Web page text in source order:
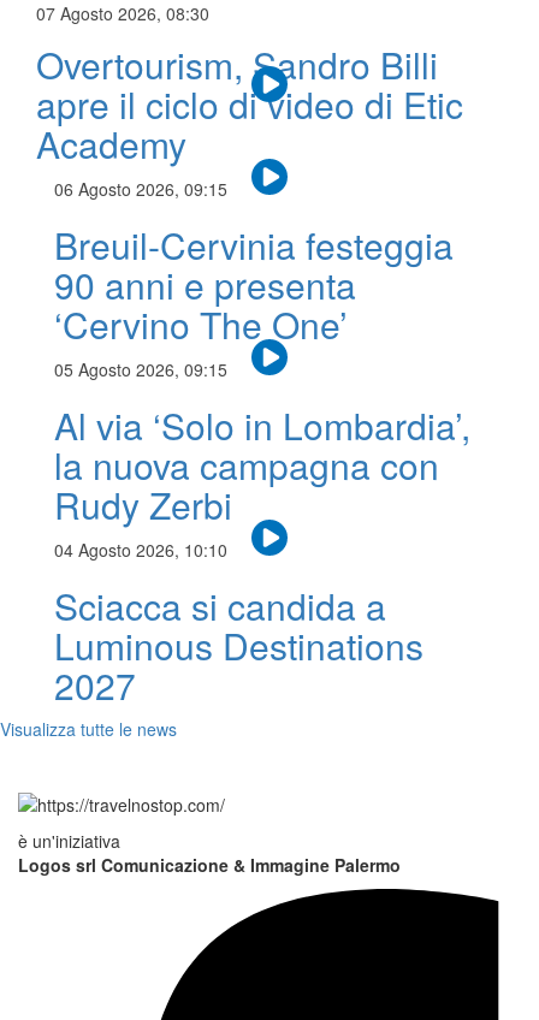
07 Agosto 2026, 08:30
Overtourism, Sandro Billi
apre il ciclo di video di Etic
Academy
06 Agosto 2026, 09:15
Breuil-Cervinia festeggia
90 anni e presenta
‘Cervino The One’
05 Agosto 2026, 09:15
Al via ‘Solo in Lombardia’,
la nuova campagna con
Rudy Zerbi
04 Agosto 2026, 10:10
Sciacca si candida a
Luminous Destinations
2027
Visualizza tutte le news
è un'iniziativa
Logos srl Comunicazione & Immagine Palermo